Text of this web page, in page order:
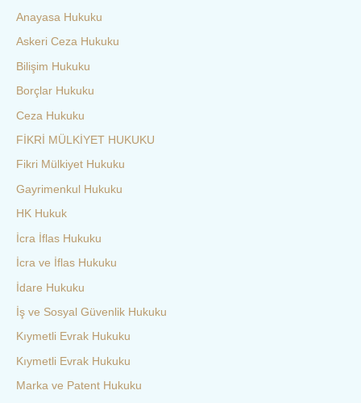
Anayasa Hukuku
Askeri Ceza Hukuku
Bilişim Hukuku
Borçlar Hukuku
Ceza Hukuku
FİKRİ MÜLKİYET HUKUKU
Fikri Mülkiyet Hukuku
Gayrimenkul Hukuku
HK Hukuk
İcra İflas Hukuku
İcra ve İflas Hukuku
İdare Hukuku
İş ve Sosyal Güvenlik Hukuku
Kıymetli Evrak Hukuku
Kıymetli Evrak Hukuku
Marka ve Patent Hukuku